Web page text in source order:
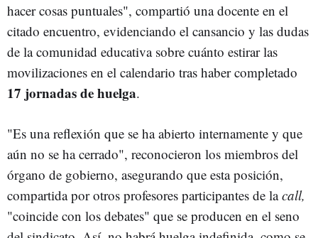
hacer cosas puntuales", compartió una docente en el
citado encuentro, evidenciando el cansancio y las dudas
de la comunidad educativa sobre cuánto estirar las
movilizaciones en el calendario tras haber completado
17 jornadas de huelga.
"Es una reflexión que se ha abierto internamente y que
aún no se ha cerrado", reconocieron los miembros del
órgano de gobierno, asegurando que esta posición,
compartida por otros profesores participantes de lacall,
"coincide con los debates" que se producen en el seno